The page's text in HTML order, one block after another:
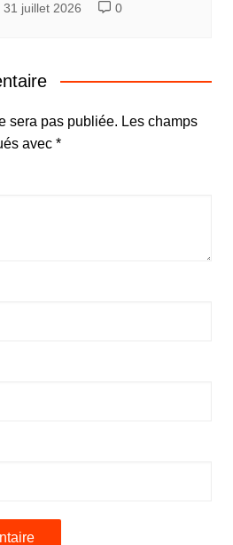
31 juillet 2026 0
sera pas publiée. Les champs
avec *